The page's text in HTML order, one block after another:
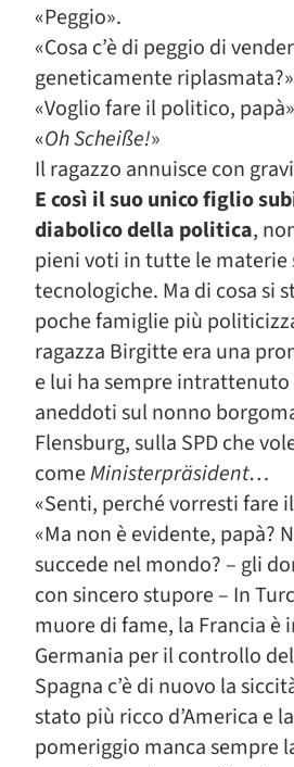
«Peggio».
«Cosa c’è di peggio di
geneticamente riplasmata?»
«Voglio fare il politico,
«Oh Scheiße!»
Il ragazzo annuisce con
E così il suo unico figlio
diabolico della politica,
pieni voti in tutte le materie
tecnologiche. Ma di cosa si
poche famiglie più
ragazza Birgitte era una
e lui ha sempre intrattenuto
aneddoti sul nonno
Flensburg, sulla SPD che
comeMinisterpräsident…
«Senti, perché vorresti fare
«Ma non è evidente, papà?
succede nel mondo? – gli
con sincero stupore – In
muore di fame, la Francia è
Germania per il controllo
Spagna c’è di nuovo la
stato più ricco d’America e
pomeriggio manca sempre